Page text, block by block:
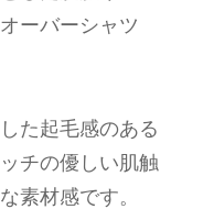
ーバーシャツ
た起毛感のある
チの優しい肌触
素材感です。